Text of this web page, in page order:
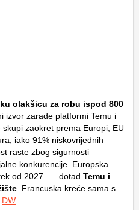
olakšicu za robu ispod 800
izvor zarade platformi Temu i
zaokret prema Europi, EU
iako 91% niskovrijednih
raste zbog sigurnosti
konkurencije. Europska
od 2027. — dotad Temu i
. Francuska kreće sama s
DW